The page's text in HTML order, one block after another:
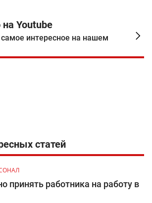
Youtube
самое интересное на нашем
статей
принять работника на работу в